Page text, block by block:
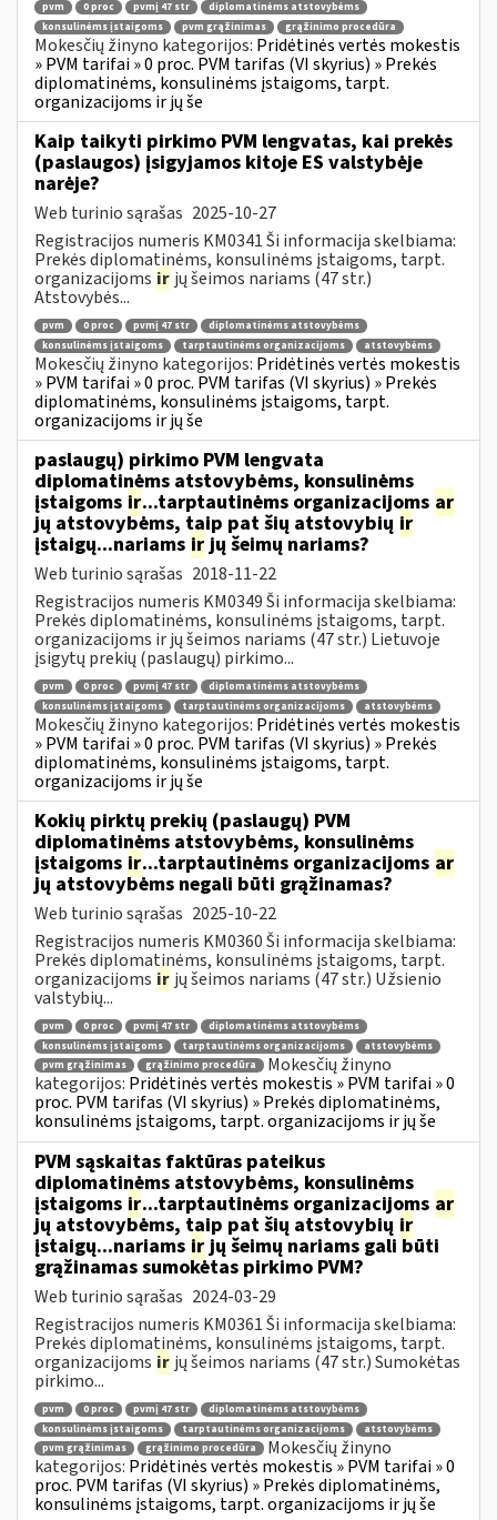
pvm 0 proc pvmį 47 str
diplomatinėms atstovybėms
konsulinėms įstaigoms
pvm grąžinimas grąžinimo procedūra
Mokesčių žinyno kategorijos: Pridėtinės vertės mokestis
» PVM tarifai » 0 proc. PVM tarifas (VI skyrius) » Prekės
diplomatinėms, konsulinėms įstaigoms, tarpt.
organizacijoms ir jų še
Kaip taikyti pirkimo PVM lengvatas, kai prekės
(paslaugos) įsigyjamos kitoje ES valstybėje
narėje?
Web turinio sąrašas 2025-10-27
Registracijos numeris KM0341 Ši informacija skelbiama:
Prekės diplomatinėms, konsulinėms įstaigoms, tarpt.
organizacijoms ir jų šeimos nariams (47 str.)
Atstovybės...
pvm 0 proc pvmį 47 str
diplomatinėms atstovybėms
konsulinėms įstaigoms
tarptautinėms organizacijoms atstovybėms
Mokesčių žinyno kategorijos: Pridėtinės vertės mokestis
» PVM tarifai » 0 proc. PVM tarifas (VI skyrius) » Prekės
diplomatinėms, konsulinėms įstaigoms, tarpt.
organizacijoms ir jų še
paslaugų) pirkimo PVM lengvata
diplomatinėms atstovybėms, konsulinėms
įstaigoms ir...tarptautinėms organizacijoms ar
jų atstovybėms, taip pat šių atstovybių ir
įstaigų...nariams irjų šeimų nariams?
Web turinio sąrašas 2018-11-22
Registracijos numeris KM0349 Ši informacija skelbiama:
Prekės diplomatinėms, konsulinėms įstaigoms, tarpt.
organizacijoms ir jų šeimos nariams (47 str.) Lietuvoje
įsigytų prekių (paslaugų) pirkimo...
pvm 0 proc pvmį 47 str
diplomatinėms atstovybėms
konsulinėms įstaigoms
tarptautinėms organizacijoms atstovybėms
Mokesčių žinyno kategorijos: Pridėtinės vertės mokestis
» PVM tarifai » 0 proc. PVM tarifas (VI skyrius) » Prekės
diplomatinėms, konsulinėms įstaigoms, tarpt.
organizacijoms ir jų še
Kokių pirktų prekių (paslaugų) PVM
diplomatinėms atstovybėms, konsulinėms
įstaigoms ir...tarptautinėms organizacijoms ar
jų atstovybėms negali būti grąžinamas?
Web turinio sąrašas 2025-10-22
Registracijos numeris KM0360 Ši informacija skelbiama:
Prekės diplomatinėms, konsulinėms įstaigoms, tarpt.
organizacijoms ir jų šeimos nariams (47 str.) Užsienio
valstybių...
pvm 0 proc pvmį 47 str
diplomatinėms atstovybėms
konsulinėms įstaigoms
tarptautinėms organizacijoms
atstovybėms
pvm grąžinimas
grąžinimo procedūra
Mokesčių žinyno
kategorijos: Pridėtinės vertės mokestis » PVM tarifai » 0
proc. PVM tarifas (VI skyrius) » Prekės diplomatinėms,
konsulinėms įstaigoms, tarpt. organizacijoms ir jų še
PVM sąskaitas faktūras pateikus
diplomatinėms atstovybėms, konsulinėms
įstaigoms ir...tarptautinėms organizacijoms ar
jų atstovybėms, taip pat šių atstovybių ir
įstaigų...nariams irjų šeimų nariams gali būti
grąžinamas sumokėtas pirkimo PVM?
Web turinio sąrašas 2024-03-29
Registracijos numeris KM0361 Ši informacija skelbiama:
Prekės diplomatinėms, konsulinėms įstaigoms, tarpt.
organizacijoms ir jų šeimos nariams (47 str.) Sumokėtas
pirkimo...
pvm 0 proc pvmį 47 str
diplomatinėms atstovybėms
konsulinėms įstaigoms
tarptautinėms organizacijoms
atstovybėms
pvm grąžinimas
grąžinimo procedūra
Mokesčių žinyno
kategorijos: Pridėtinės vertės mokestis » PVM tarifai » 0
proc. PVM tarifas (VI skyrius) » Prekės diplomatinėms,
konsulinėms įstaigoms, tarpt. organizacijoms ir jų še